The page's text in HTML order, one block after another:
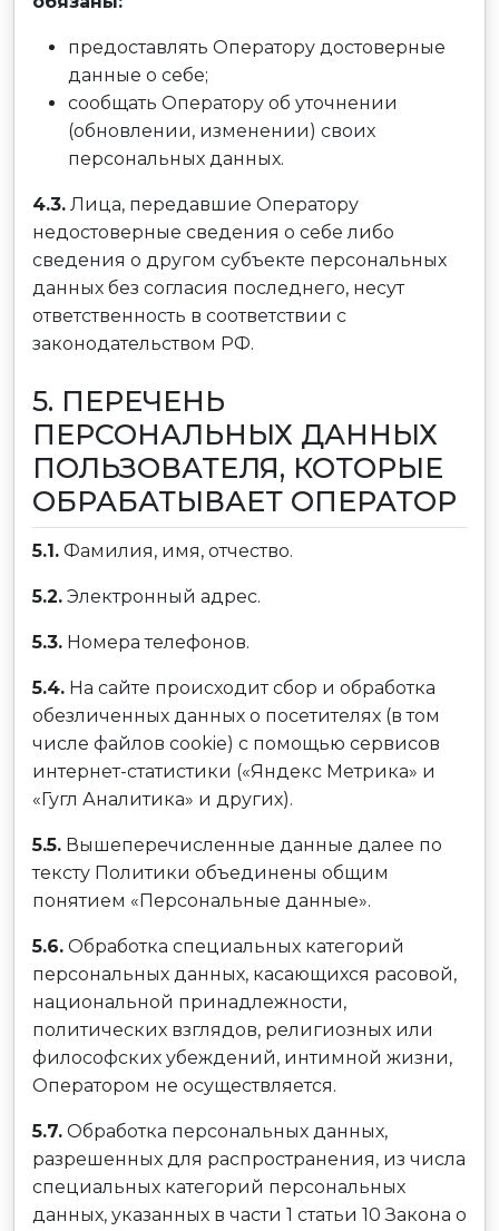
предоставлять Оператору достоверные
данные о себе;
сообщать Оператору об уточнении
(обновлении, изменении) своих
персональных данных.
4.3. Лица, передавшие Оператору
недостоверные сведения о себе либо
сведения о другом субъекте персональных
данных без согласия последнего, несут
ответственность в соответствии с
законодательством РФ.
5. ПЕРЕЧЕНЬ
ПЕРСОНАЛЬНЫХ ДАННЫХ
ПОЛЬЗОВАТЕЛЯ, КОТОРЫЕ
ОБРАБАТЫВАЕТ ОПЕРАТОР
5.1. Фамилия, имя, отчество.
5.2. Электронный адрес.
5.3. Номера телефонов.
5.4. На сайте происходит сбор и обработка
обезличенных данных о посетителях (в том
числе файлов cookie) с помощью сервисов
интернет-статистики («Яндекс Метрика» и
«Гугл Аналитика» и других).
5.5. Вышеперечисленные данные далее по
тексту Политики объединены общим
понятием «Персональные данные».
5.6. Обработка специальных категорий
персональных данных, касающихся расовой,
национальной принадлежности,
политических взглядов, религиозных или
философских убеждений, интимной жизни,
Оператором не осуществляется.
5.7. Обработка персональных данных,
разрешенных для распространения, из числа
специальных категорий персональных
данных, указанных в части 1 статьи 10 Закона о